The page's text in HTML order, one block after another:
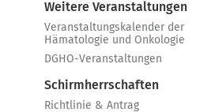
Weitere Veranstaltungen
Veranstaltungskalender der
Hämatologie und Onkologie
DGHO-Veranstaltungen
Schirmherrschaften
Richtlinie & Antrag